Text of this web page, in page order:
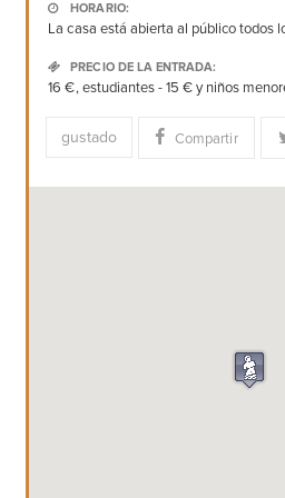
HORARIO:
La casa está abierta al público todos
PRECIO DE LA ENTRADA:
16 €, estudiantes - 15 € y niños
gustado Compartir